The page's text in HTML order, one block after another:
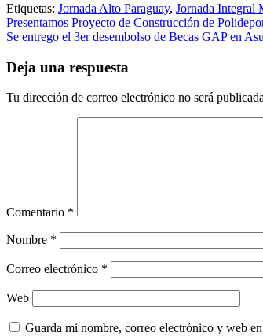
Etiquetas: Jornada Alto Paraguay, Jornada Integral
Navegación
de
entradas
Presentamos Proyecto de Construcción de
Se entrego el 3er desembolso de Becas GAP en
Deja una respuesta
Tu dirección de correo electrónico no será
Comentario *
Nombre *
Correo electrónico *
Web
Guarda mi nombre, correo electrónico y web